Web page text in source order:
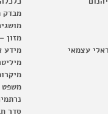
עצמאי
מבדק
מזון
מידע
משפט
סדר